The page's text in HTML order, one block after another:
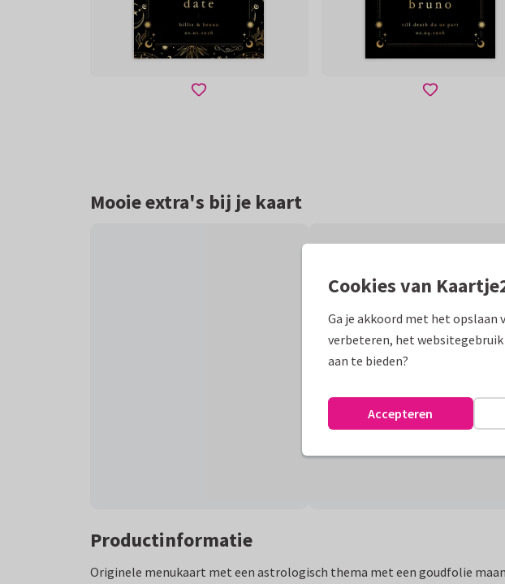
Mooie extra's bij je kaart
Productinformatie
Originele menukaart met een astrologisch thema met een goudfolie
Cookies van
Ga je akkoord met het opslaan
verbeteren, het
aan te bieden?
Accepteren